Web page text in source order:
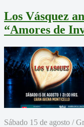
Los Vásquez
“Amores de
Sábado 15 de agosto /